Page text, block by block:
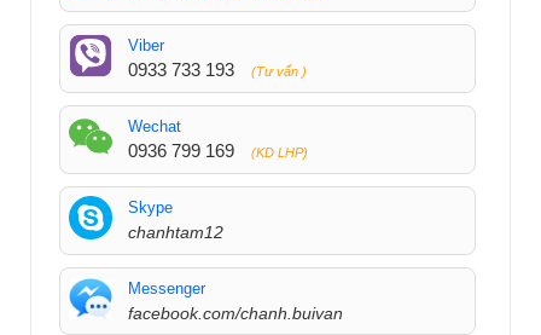
Viber
0933 733 193 (Tư vấn )
Wechat
0936 799 169 (KD LHP)
Skype
chanhtam12
Messenger
facebook.com/chanh.buivan